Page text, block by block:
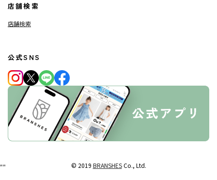
店舗検索
店舗検索
公式SNS
© 2019 BRANSHESCo., Ltd.
""